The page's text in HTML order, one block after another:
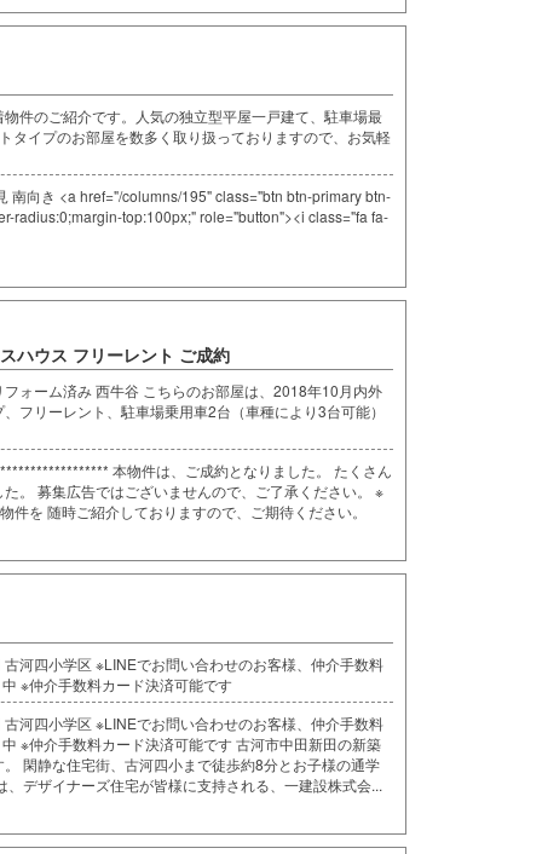
件のご紹介です。人気の独立型平屋一戸建て、駐車場最
タイプのお部屋を数多く取り扱っておりますので、お気軽
南向き <a href="/columns/195" class="btn btn-primary btn-
radius:0;margin-top:100px;" role="button"><i class="fa fa-
ハウス フリーレント ご成約
ォーム済み 西牛谷 こちらのお部屋は、2018年10月内外
フリーレント、駐車場乗用車2台（車種により3台可能）
本物件は、ご成約となりました。 たくさん
。 募集広告ではございませんので、ご了承ください。 ※
を 随時ご紹介しておりますので、ご期待ください。
河四小学区 ※LINEでお問い合わせのお客様、仲介手数料
※仲介手数料カード決済可能です
河四小学区 ※LINEでお問い合わせのお客様、仲介手数料
※仲介手数料カード決済可能です 古河市中田新田の新築
閑静な住宅街、古河四小まで徒歩約8分とお子様の通学
デザイナーズ住宅が皆様に支持される、一建設株式会...